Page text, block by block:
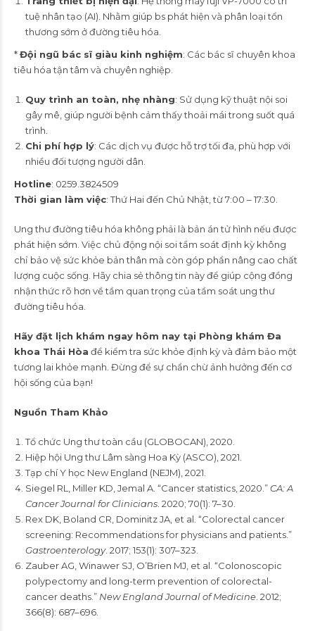
tuệ nhân tạo (AI). Nhằm giúp bs phát hiện và phân loại tổn
thương sớm ở đường tiêu hóa.
*Đội ngũ bác sĩ giàu kinh nghiệm: Các bác sĩ chuyên khoa
tiêu hóa tận tâm và chuyên nghiệp.
Quy trình an toàn, nhẹ nhàng: Sử dụng kỹ thuật nội soi
gây mê, giúp người bệnh cảm thấy thoải mái trong suốt quá
trình.
Chi phí hợp lý: Các dịch vụ được hỗ trợ tối đa, phù hợp với
nhiều đối tượng người dân.
Hotline: 0259.3824509
Thời gian làm việc: Thứ Hai đến Chủ Nhật, từ 7:00 – 17:30.
Ung thư đường tiêu hóa không phải là bản án tử hình nếu được
phát hiện sớm. Việc chủ động nội soi tầm soát định kỳ không
chỉ bảo vệ sức khỏe bản thân mà còn góp phần nâng cao chất
lượng cuộc sống. Hãy chia sẻ thông tin này để giúp cộng đồng
nhận thức rõ hơn về tầm quan trọng của tầm soát ung thư
đường tiêu hóa.
Hãy đặt lịch khám ngay hôm nay tại Phòng khám Đa
khoa Thái Hòa để kiểm tra sức khỏe định kỳ và đảm bảo một
tương lai khỏe mạnh. Đừng để sự chần chừ ảnh hưởng đến cơ
hội sống của bạn!
Nguồn Tham Khảo
Tổ chức Ung thư toàn cầu (GLOBOCAN), 2020.
Hiệp hội Ung thư Lâm sàng Hoa Kỳ (ASCO), 2021.
Tạp chí Y học New England (NEJM), 2021.
Siegel RL, Miller KD, Jemal A. “Cancer statistics, 2020.”CA: A
Cancer Journal for Clinicians. 2020; 70(1): 7–30.
Rex DK, Boland CR, Dominitz JA, et al. “Colorectal cancer
screening: Recommendations for physicians and patients.”
Gastroenterology. 2017; 153(1): 307–323.
Zauber AG, Winawer SJ, O’Brien MJ, et al. “Colonoscopic
polypectomy and long-term prevention of colorectal-
cancer deaths.” New England Journal of Medicine. 2012;
366(8): 687–696.